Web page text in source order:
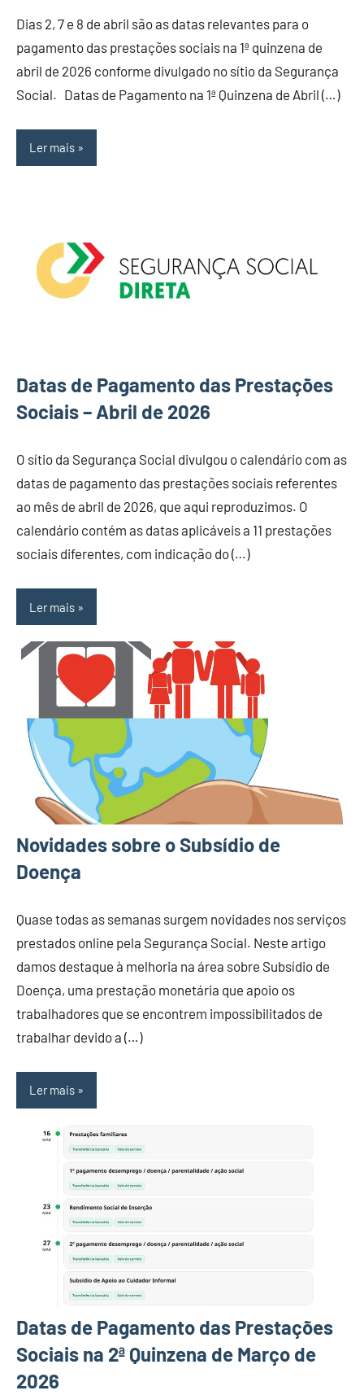
Dias 2, 7 e 8 de abril são as datas relevantes para o
pagamento das prestações sociais na 1ª quinzena de
abril de 2026 conforme divulgado no sítio da Segurança
Social. Datas de Pagamento na 1ª Quinzena de Abril (…)
Ler mais
Datas de Pagamento das Prestações
Sociais – Abril de 2026
O sítio da Segurança Social divulgou o calendário com as
datas de pagamento das prestações sociais referentes
ao mês de abril de 2026, que aqui reproduzimos. O
calendário contém as datas aplicáveis a 11 prestações
sociais diferentes, com indicação do (…)
Ler mais
Novidades sobre o Subsídio de
Doença
Quase todas as semanas surgem novidades nos serviços
prestados online pela Segurança Social. Neste artigo
damos destaque à melhoria na área sobre Subsídio de
Doença, uma prestação monetária que apoio os
trabalhadores que se encontrem impossibilitados de
trabalhar devido a (…)
Ler mais
Datas de Pagamento das Prestações
Sociais na 2ª Quinzena de Março de
2026